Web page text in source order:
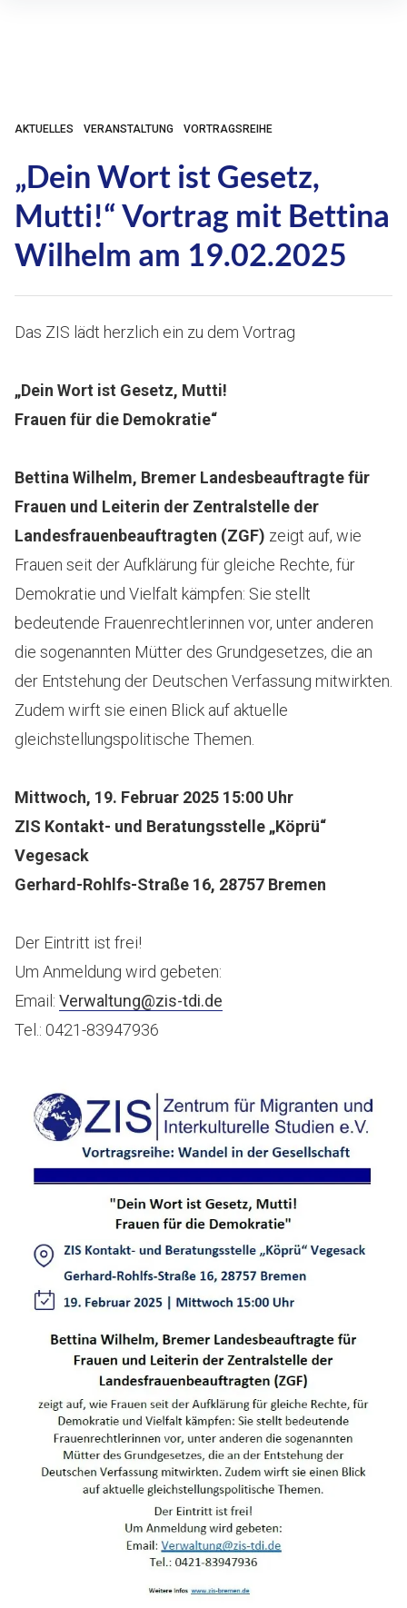
AKTUELLES VERANSTALTUNG VORTRAGSREIHE
„Dein Wort ist Gesetz,
Mutti!“ Vortrag mit Bettina
Wilhelm am 19.02.2025
Das ZIS lädt herzlich ein zu dem Vortrag
„Dein Wort ist Gesetz, Mutti!
Frauen für die Demokratie“
Bettina Wilhelm, Bremer Landesbeauftragte für
Frauen und Leiterin der Zentralstelle der
Landesfrauenbeauftragten (ZGF) zeigt auf, wie
Frauen seit der Aufklärung für gleiche Rechte, für
Demokratie und Vielfalt kämpfen: Sie stellt
bedeutende Frauenrechtlerinnen vor, unter anderen
die sogenannten Mütter des Grundgesetzes, die an
der Entstehung der Deutschen Verfassung mitwirkten.
Zudem wirft sie einen Blick auf aktuelle
gleichstellungspolitische Themen.
Mittwoch, 19. Februar 2025 15:00 Uhr
ZIS Kontakt- und Beratungsstelle „Köprü“
Vegesack
Gerhard-Rohlfs-Straße 16, 28757 Bremen
Der Eintritt ist frei!
Um Anmeldung wird gebeten:
Email: Verwaltung@zis-tdi.de
Tel.: 0421-83947936